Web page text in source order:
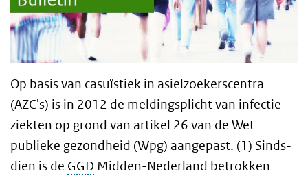
Op basis van casuïstiek in asielzoekerscentra
(AZC's) is in 2012 de meldingsplicht van infectie-
ziekten op grond van artikel 26 van de Wet
publieke gezondheid (Wpg) aangepast. (1) Sinds-
dien is de GGD Midden-Nederland betrokken